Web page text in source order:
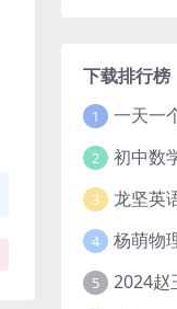
下载排行榜
1
2
3
4
5